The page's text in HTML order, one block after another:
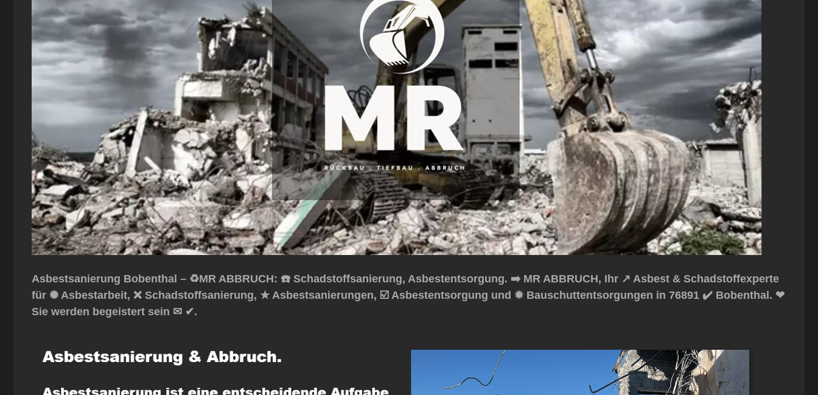
Asbestsanierung Bobenthal – ♻️MR ABBRUCH: ☎️ Schadstoffsanierung, Asbestentsorgung. ➡️ MR ABBRUCH, Ihr ↗️ Asbest & Schadstoffexperte
für ✺ Asbestarbeit, ❌ Schadstoffsanierung, ★ Asbestsanierungen, ☑️ Asbestentsorgung und ✹ Bauschuttentsorgungen in 76891 ✔️ Bobenthal. ❤
Sie werden begeistert sein ✉ ✔.